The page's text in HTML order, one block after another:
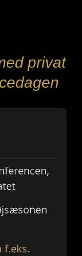
privat
f.eks.